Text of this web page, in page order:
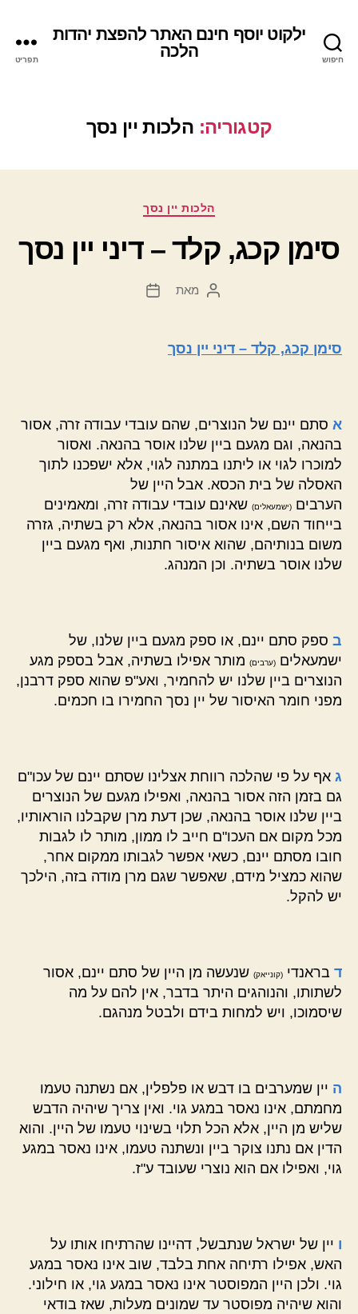
חיפוש
ילקוט יוסף חינם האתר להפצת יהדות
הלכה
תפריט
קטגוריה: הלכות יין נסך
קטגוריות
הלכות יין נסך
סימן קכג, קלד – דיני יין נסך
המחבר
מאת
תאריך
סימן קכג, קלד – דיני יין נסך
א סתם יינם של הנוצרים, שהם עובדי עבודה זרה, אסור
בהנאה, וגם מגעם ביין שלנו אוסר בהנאה. ואסור
למוכרו לגוי או ליתנו במתנה לגוי, אלא ישפכנו לתוך
האסלה של בית הכסא. אבל היין של
הערבים (ישמעאלים) שאינם עובדי עבודה זרה, ומאמינים
בייחוד השם, אינו אסור בהנאה, אלא רק בשתיה, גזרה
משום בנותיהם, שהוא איסור חתנות, ואף מגעם ביין
שלנו אוסר בשתיה. וכן המנהג.
ב ספק סתם יינם, או ספק מגעם ביין שלנו, של
ישמעאלים (ערבים) מותר אפילו בשתיה, אבל בספק מגע
הנוצרים ביין שלנו יש להחמיר, ואע"פ שהוא ספק דרבנן,
מפני חומר האיסור של יין נסך החמירו בו חכמים.
ג אף על פי שהלכה רווחת אצלינו שסתם יינם של עכו"ם
גם בזמן הזה אסור בהנאה, ואפילו מגעם של הנוצרים
ביין שלנו אוסר בהנאה, שכן דעת מרן שקבלנו הוראותיו,
מכל מקום אם העכו"ם חייב לו ממון, מותר לו לגבות
חובו מסתם יינם, כשאי אפשר לגבותו ממקום אחר,
שהוא כמציל מידם, שאפשר שגם מרן מודה בזה, הילכך
יש להקל.
ד בראנדי (קונייאק) שנעשה מן היין של סתם יינם, אסור
לשתותו, והנוהגים היתר בדבר, אין להם על מה
שיסמוכו, ויש למחות בידם ולבטל מנהגם.
ה יין שמערבים בו דבש או פלפלין, אם נשתנה טעמו
מחמתם, אינו נאסר במגע גוי. ואין צריך שיהיה הדבש
שליש מן היין, אלא הכל תלוי בשינוי טעמו של היין. והוא
הדין אם נתנו צוקר ביין ונשתנה טעמו, אינו נאסר במגע
גוי, ואפילו אם הוא נוצרי שעובד ע"ז.
ו יין של ישראל שנתבשל, דהיינו שהרתיחו אותו על
האש, אפילו רתיחה אחת בלבד, שוב אינו נאסר במגע
גוי. ולכן היין המפוסטר אינו נאסר במגע גוי, או חילוני.
והוא שיהיה מפוסטר עד שמונים מעלות, שאז בודאי